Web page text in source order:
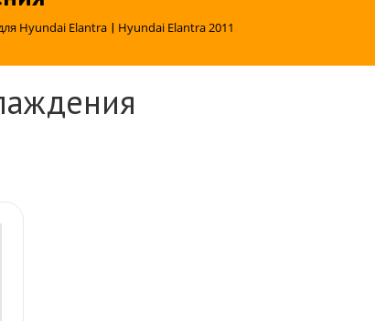
Hyundai Elantra | Hyundai Elantra 2011